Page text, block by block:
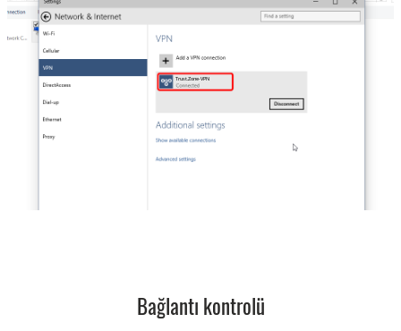
Trust.Zone-VPN
Bağlantı kontrolü